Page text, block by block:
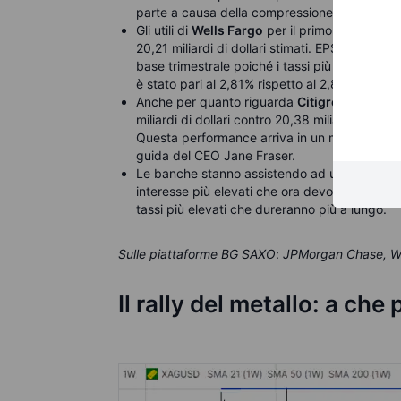
parte a causa della compressione dei margini
Gli utili di Wells Fargo per il primo trimestre
20,21 miliardi di dollari stimati. EPS a 1,20
base trimestrale poiché i tassi più alti hanno
è stato pari al 2,81% rispetto al 2,84% stimato.
Anche per quanto riguarda Citigroup
nel
miliardi di dollari contro 20,38 miliardi di
Questa performance arriva in un momento
guida del CEO Jane Fraser.
Le banche stanno assistendo ad un calo del
interesse più elevati che ora devono offrire
tassi più elevati che dureranno più a lungo.
Sulle piattaforme BG SAXO: JPMorgan Chase,
Il rally del metallo: a che